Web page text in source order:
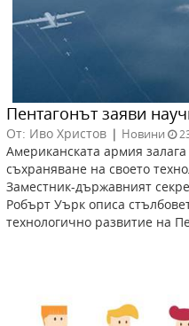
Пентагонът заяви
От: Иво Христов | Новини
Американската армия
съхраняване на своето
Заместник-държавният
Робърт Уърк описа
технологично развитие на